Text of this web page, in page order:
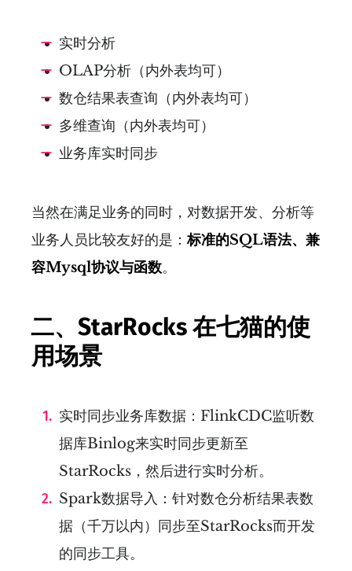
实时分析
OLAP分析（内外表均可）
数仓结果表查询（内外表均可）
多维查询（内外表均可）
业务库实时同步
当然在满足业务的同时，对数据开发、分析等
业务人员比较友好的是：标准的SQL语法、兼
容Mysql协议与函数。
二、StarRocks 在七猫的使
用场景
实时同步业务库数据：FlinkCDC监听数
据库Binlog来实时同步更新至
StarRocks，然后进行实时分析。
Spark数据导入：针对数仓分析结果表数
据（千万以内）同步至StarRocks而开发
的同步工具。